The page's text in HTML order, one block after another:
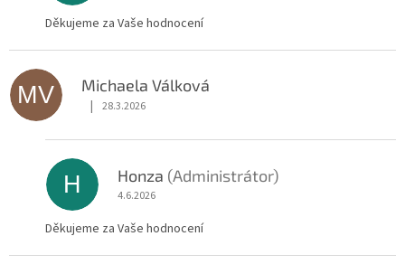
Děkujeme za Vaše hodnocení
MV Michaela Válková
Hodnocení obchodu je 5 z 5 hvězdiček.
| 28.3.2026
H Honza (Administrátor)
4.6.2026
Děkujeme za Vaše hodnocení